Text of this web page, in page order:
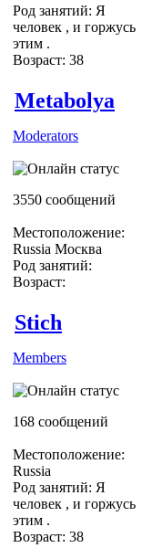
Род занятий: Я
человек , и горжусь
этим .
Возраст: 38
Metabolya
Moderators
3550 сообщений
Местоположение:
Russia Москва
Род занятий:
Возраст:
Stich
Members
168 сообщений
Местоположение:
Russia
Род занятий: Я
человек , и горжусь
этим .
Возраст: 38